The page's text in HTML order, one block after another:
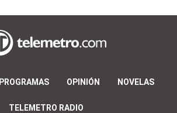
PROGRAMAS OPINIÓN NOVELAS
TELEMETRO RADIO